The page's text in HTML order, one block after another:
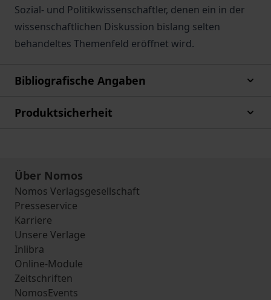
Sozial- und Politikwissenschaftler, denen ein in der
wissenschaftlichen Diskussion bislang selten
behandeltes Themenfeld eröffnet wird.
Bibliografische Angaben
Produktsicherheit
Über Nomos
Nomos Verlagsgesellschaft
Presseservice
Karriere
Unsere Verlage
Inlibra
Online-Module
Zeitschriften
NomosEvents